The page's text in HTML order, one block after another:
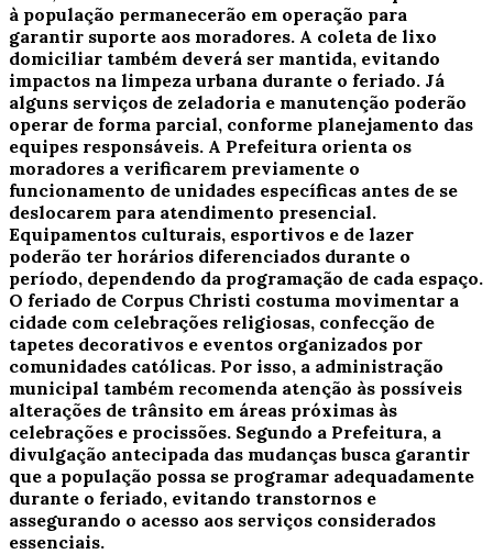
à população permanecerão em operação para
garantir suporte aos moradores. A coleta de lixo
domiciliar também deverá ser mantida, evitando
impactos na limpeza urbana durante o feriado. Já
alguns serviços de zeladoria e manutenção poderão
operar de forma parcial, conforme planejamento das
equipes responsáveis. A Prefeitura orienta os
moradores a verificarem previamente o
funcionamento de unidades específicas antes de se
deslocarem para atendimento presencial.
Equipamentos culturais, esportivos e de lazer
poderão ter horários diferenciados durante o
período, dependendo da programação de cada espaço.
O feriado de Corpus Christi costuma movimentar a
cidade com celebrações religiosas, confecção de
tapetes decorativos e eventos organizados por
comunidades católicas. Por isso, a administração
municipal também recomenda atenção às possíveis
alterações de trânsito em áreas próximas às
celebrações e procissões. Segundo a Prefeitura, a
divulgação antecipada das mudanças busca garantir
que a população possa se programar adequadamente
durante o feriado, evitando transtornos e
assegurando o acesso aos serviços considerados
essenciais.